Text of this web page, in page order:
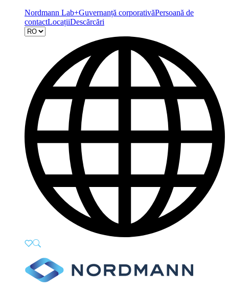
Nordmann Lab+Guvernanță corporativăPersoană de
contactLocațiiDescărcări